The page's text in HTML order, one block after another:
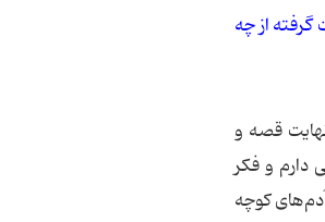
از چه
قصه و
دارم و فكر
كوچه